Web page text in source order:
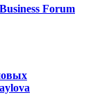
Forum